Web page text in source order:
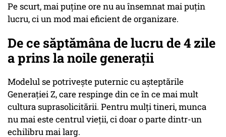
Pe scurt, mai puține ore nu au însemnat mai puțin
lucru, ci un mod mai eficient de organizare.
De ce săptămâna de lucru de 4 zile
a prins la noile generații
Modelul se potrivește puternic cu așteptările
Generației Z, care respinge din ce în ce mai mult
cultura suprasolicitării. Pentru mulți tineri, munca
nu mai este centrul vieții, ci doar o parte dintr-un
echilibru mai larg.